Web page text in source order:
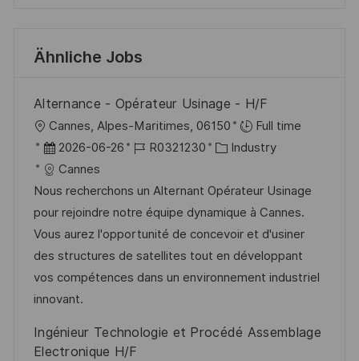
Ähnliche Jobs
Alternance - Opérateur Usinage - H/F
O
r
t
Cannes, Alpes-Maritimes, 06150
Full time
D
a
t
u
m
d
e
r
e
2026-06-26
J
b
-
I
D
R0321230
K
t
e
g
o
r
Industry
Cannes
Nous recherchons un Alternant Opérateur Usinage
pour rejoindre notre équipe dynamique à Cannes.
Vous aurez l'opportunité de concevoir et d'usiner
des structures de satellites tout en développant
vos compétences dans un environnement industriel
innovant.
Ingénieur Technologie et Procédé Assemblage
Electronique H/F